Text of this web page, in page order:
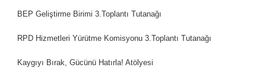
BEP Geliştirme Birimi 3.Toplantı Tutanağı
RPD Hizmetleri Yürütme Komisyonu 3.Toplantı Tutanağı
Kaygıyı Bırak, Gücünü Hatırla! Atölyesi